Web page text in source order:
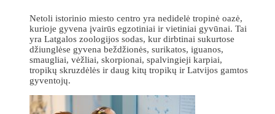
Netoli istorinio miesto centro yra nedidelė tropinė oazė,
kurioje gyvena įvairūs egzotiniai ir vietiniai gyvūnai. Tai
yra Latgalos zoologijos sodas, kur dirbtinai sukurtose
džiunglėse gyvena beždžionės, surikatos, iguanos,
smaugliai, vėžliai, skorpionai, spalvingieji karpiai,
tropikų skruzdėlės ir daug kitų tropikų ir Latvijos gamtos
gyventojų.